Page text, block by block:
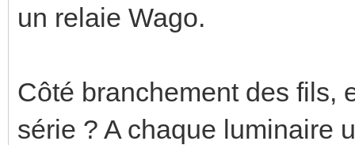
un relaie Wago.
Côté branchement des fils,
série ? A chaque luminaire